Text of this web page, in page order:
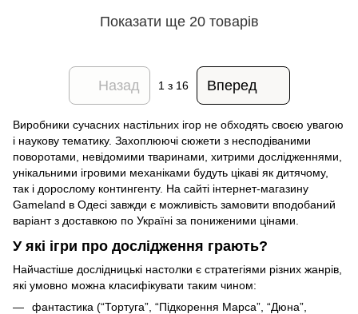
Показати ще 20 товарів
Назад 1з 16 Вперед
Виробники сучасних настільних ігор не обходять своєю увагою
і наукову тематику. Захоплюючі сюжети з несподіваними
поворотами, невідомими тваринами, хитрими дослідженнями,
унікальними ігровими механіками будуть цікаві як дитячому,
так і дорослому контингенту. На сайті інтернет-магазину
Gameland в Одесі завжди є можливість замовити вподобаний
варіант з доставкою по Україні за пониженими цінами.
У які ігри про дослідження грають?
Найчастіше дослідницькі настолки є стратегіями різних жанрів,
які умовно можна класифікувати таким чином:
фантастика (“Тортуга”, “Підкорення Марса”, “Дюна”,